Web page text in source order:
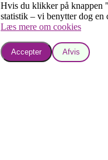
Hvis du klikker på knappen
statistik – vi benytter dog
Læs mere om cookies
Accepter Afvis